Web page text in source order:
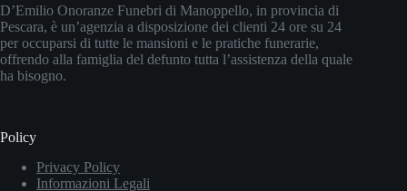
D’Emilio Onoranze Funebri di Manoppello, in provincia di
Pescara, è un’agenzia a disposizione dei clienti 24 ore su 24
per occuparsi di tutte le mansioni e le pratiche funerarie,
offrendo alla famiglia del defunto tutta l’assistenza della quale
ha bisogno.
Policy
Privacy Policy
Informazioni Legali